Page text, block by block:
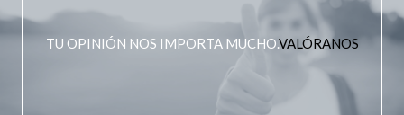
TU OPINIÓN NOS IMPORTA MUCHO.VALÓRANOS